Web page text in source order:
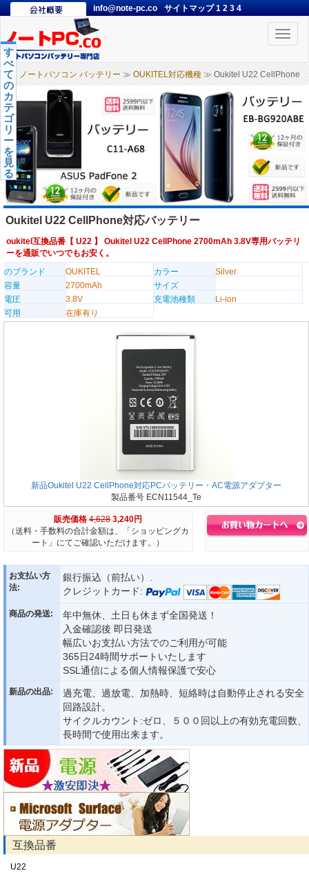
info@note-pc.co サイトマップ1 2 3 4
Toggle
ノートパソコン バッテリー ≫ OUKITEL対応機種 ≫ Oukitel U22 CellPhone
す
べ
て
の
カ
テ
ゴ
リ
ー
を
見
る
Oukitel U22 CellPhone対応バッテリー
oukitel互換品番【 U22 】 Oukitel U22 CellPhone 2700mAh 3.8V専用バッテリ
ーを通販でいつでもお安く。
のブランド
OUKITEL カラー
Silver
容量
2700mAh
サイズ
電圧
3.8V 充電池種類
Li-ion
可用
在庫有り
新品Oukitel U22 CellPhone対応PCバッテリー・AC電源アダプター
製品番号 ECN11544_Te
販売価格 4,628 3,240円
（送料・手数料の合計金額は、「ショッピングカ
ート」にてご確認いただけます。）
お支払い方
法:
銀行振込（前払い）.
クレジットカード:
商品の発送:
年中無休、土日も休まず全国発送！
入金確認後 即日発送
幅広いお支払い方法でのご利用が可能
365日24時間サポートいたします
SSL通信による個人情報保護で安心
新品の出品:
過充電、過放電、加熱時、短絡時は自動停止される安全
回路設計。
サイクルカウント:ゼロ、５００回以上の有効充電回数、
長時間で使用出来ます。
互換品番
U22